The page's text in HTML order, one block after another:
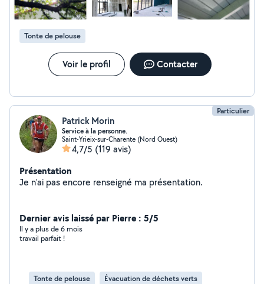
Tonte de pelouse
Voir le profil Contacter
Particulier
Patrick Morin
Service à la personne.
Saint-Yrieix-sur-Charente (Nord Ouest)
4,7/5 (119 avis)
Présentation
Je n'ai pas encore renseigné ma présentation.
Dernier avis laissé par Pierre : 5/5
Il y a plus de 6 mois
travail parfait !
Tonte de pelouse Évacuation de déchets verts